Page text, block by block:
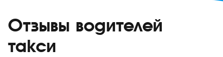
Отзывы водителей
такси